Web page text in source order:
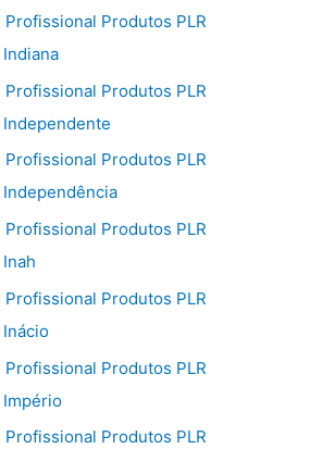
Profissional Produtos PLR
Profissional Produtos PLR
Independente
Profissional Produtos PLR
Independência
Profissional Produtos PLR
Profissional Produtos PLR
Profissional Produtos PLR
Império
Profissional Produtos PLR